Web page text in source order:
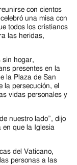
con cientos
una misa con
todos los cristianos
las heridas,
sin hogar,
presentes en la
la Plaza de San
la persecución, el
vidas personales y
nuestro lado”, dijo
en que la Iglesia
del Vaticano,
personas a las